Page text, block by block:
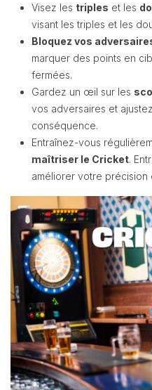
Visez les triples et les
visant les triples et les
Bloquez vos
marquer des points en
fermées.
Gardez un œil sur les
vos adversaires et
conséquence.
Entraînez-vous
maîtriser le Cricket.
améliorer votre précision